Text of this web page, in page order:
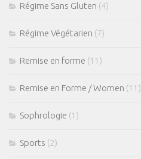
Régime Sans Gluten (4)
Régime Végétarien (7)
Remise en forme (11)
Remise en Forme / Women (11)
Sophrologie (1)
Sports (2)